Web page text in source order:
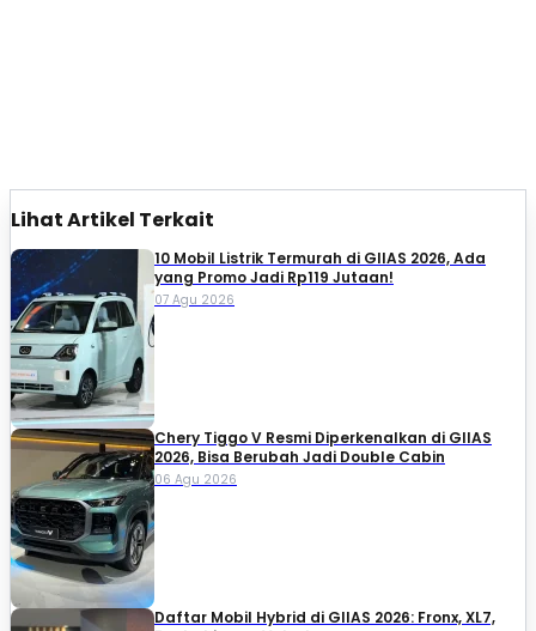
Lihat Artikel Terkait
10 Mobil Listrik Termurah di GIIAS 2026, Ada
yang Promo Jadi Rp119 Jutaan!
07 Agu 2026
Chery Tiggo V Resmi Diperkenalkan di GIIAS
2026, Bisa Berubah Jadi Double Cabin
06 Agu 2026
Daftar Mobil Hybrid di GIIAS 2026: Fronx, XL7,